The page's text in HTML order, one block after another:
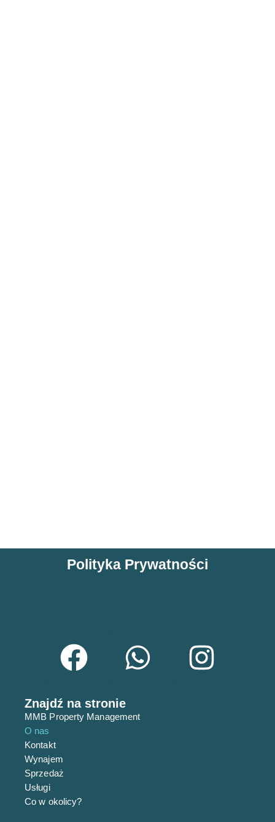
Polityka Prywatności
Znajdź na stronie
MMB Property Management
O nas
Kontakt
Wynajem
Sprzedaż
Usługi
Co w okolicy?